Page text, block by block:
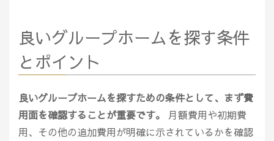
良いグループホームを探す条件
とポイント
良いグループホームを探すための条件として、まず費
用面を確認することが重要です。
月額費用や初期費
用、その他の追加費用が明確に示されているかを確認